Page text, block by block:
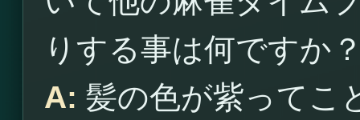
りする事は何ですか
A: 髪の色が紫ってこ